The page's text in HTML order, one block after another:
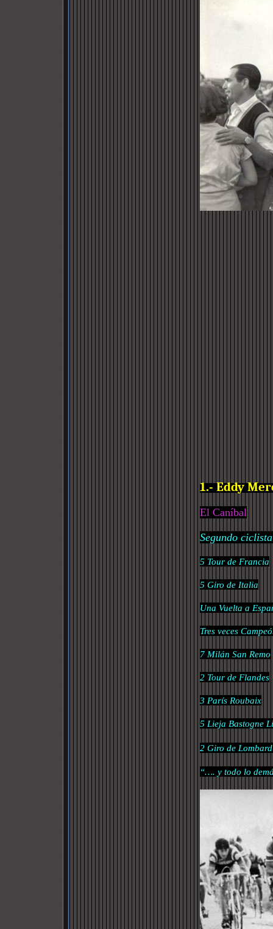
1.- Eddy
El Caníbal
Segundo
5 Tour de Francia
5 Giro de Italia
Una Vuelta a
Tres veces
7 Milán San Remo
2 Tour de Flandes
3 París Roubaix
5 Lieja Bastogne
2 Giro de
“…. y todo lo